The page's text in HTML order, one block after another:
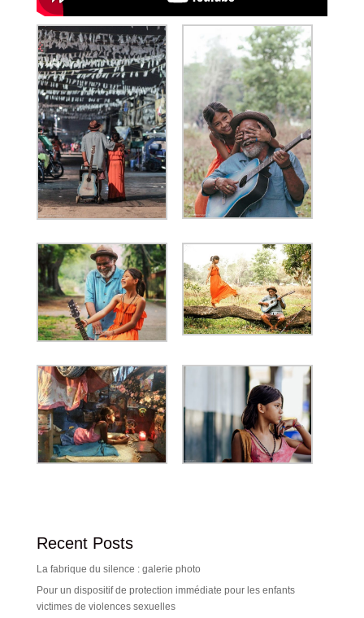
Recent Posts
La fabrique du silence : galerie photo
Pour un dispositif de protection immédiate pour les enfants
victimes de violences sexuelles